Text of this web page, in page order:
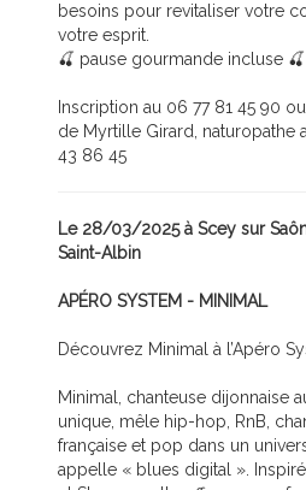
besoins pour revitaliser votre
votre esprit.
🍒 pause gourmande incluse 🍒
Inscription au 06 77 81 45 90
de Myrtille Girard, naturopathe
43 86 45
Le 28/03/2025 à Scey sur
Saint-Albin
APÉRO SYSTEM - MINIMAL
Découvrez Minimal à l’Apéro
Minimal, chanteuse dijonnaise
unique, mêle hip-hop, RnB,
française et pop dans un
appelle « blues digital ».